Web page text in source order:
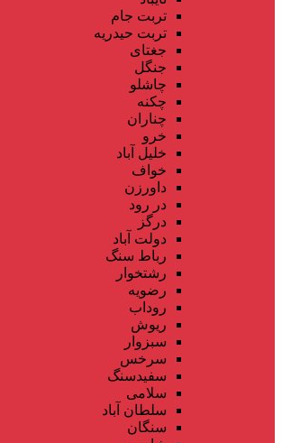
تربت جام
تربت حیدریه
جغتای
جنگل
چاشلو
چکنه
چناران
خرو
خلیل آباد
خواف
داورزن
در رود
درگز
دولت آباد
رباط سنگ
رشتخوار
رضویه
روداب
ریوش
سبزوار
سرخس
سفیدسنگ
سلامی
سلطان آباد
سنگان